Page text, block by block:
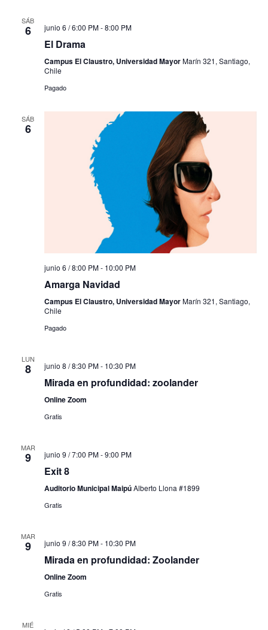
SÁB
6 junio 6 / 6:00 PM-8:00 PM
El Drama
Campus El Claustro, Universidad MayorMarín 321, Santiago,
Chile
Pagado
SÁB
6
junio 6 / 8:00 PM- 10:00 PM
Amarga Navidad
Campus El Claustro, Universidad MayorMarín 321, Santiago,
Chile
Pagado
LUN
8 junio 8 / 8:30 PM- 10:30 PM
Mirada en profundidad: zoolander
Online Zoom
Gratis
MAR
9 junio 9 / 7:00 PM-9:00 PM
Exit 8
Auditorio Municipal MaipúAlberto Llona #1899
Gratis
MAR
9 junio 9 / 8:30 PM- 10:30 PM
Mirada en profundidad: Zoolander
Online Zoom
Gratis
MIÉ